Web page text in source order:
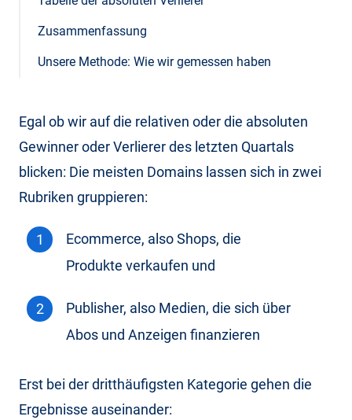
Zusammenfassung
Unsere Methode: Wie wir gemessen haben
Egal ob wir auf die relativen oder die absoluten
Gewinner oder Verlierer des letzten Quartals
blicken: Die meisten Domains lassen sich in zwei
Rubriken gruppieren:
Ecommerce, also Shops, die
Produkte verkaufen und
Publisher, also Medien, die sich über
Abos und Anzeigen finanzieren
Erst bei der dritthäufigsten Kategorie gehen die
Ergebnisse auseinander: